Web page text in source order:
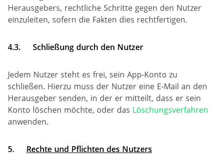
Herausgebers, rechtliche Schritte gegen den Nutzer
einzuleiten, sofern die Fakten dies rechtfertigen.
4.3. Schließung durch den Nutzer
Jedem Nutzer steht es frei, sein App-Konto zu
schließen. Hierzu muss der Nutzer eine E-Mail an den
Herausgeber senden, in der er mitteilt, dass er sein
Konto löschen möchte, oder das Löschungsverfahren
anwenden.
5. Rechte und Pflichten des Nutzers